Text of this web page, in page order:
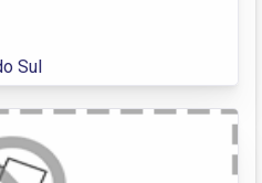
Sul